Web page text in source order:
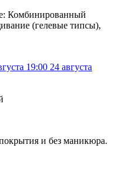
Комбинированный
(гелевые типсы),
19:00 24 августа
и без маникюра.